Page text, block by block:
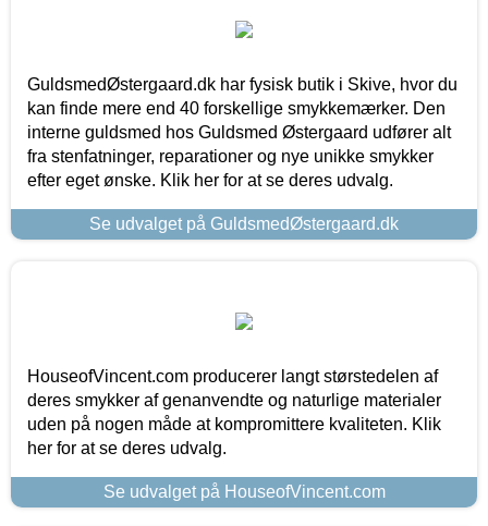
GuldsmedØstergaard.dk har fysisk butik i Skive, hvor du
kan finde mere end 40 forskellige smykkemærker. Den
interne guldsmed hos Guldsmed Østergaard udfører alt
fra stenfatninger, reparationer og nye unikke smykker
efter eget ønske. Klik her for at se deres udvalg.
Se udvalget på GuldsmedØstergaard.dk
HouseofVincent.com producerer langt størstedelen af
deres smykker af genanvendte og naturlige materialer
uden på nogen måde at kompromittere kvaliteten. Klik
her for at se deres udvalg.
Se udvalget på HouseofVincent.com